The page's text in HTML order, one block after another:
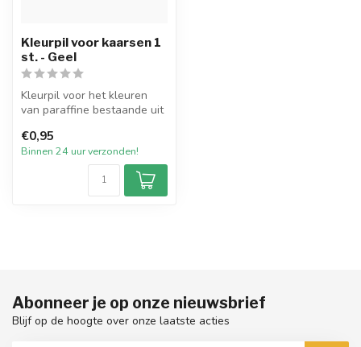
Kleurpil voor kaarsen 1
st. - Geel
Kleurpil voor het kleuren
van paraffine bestaande uit
kaar...
€0,95
Binnen 24 uur verzonden!
Abonneer je op onze nieuwsbrief
Blijf op de hoogte over onze laatste acties